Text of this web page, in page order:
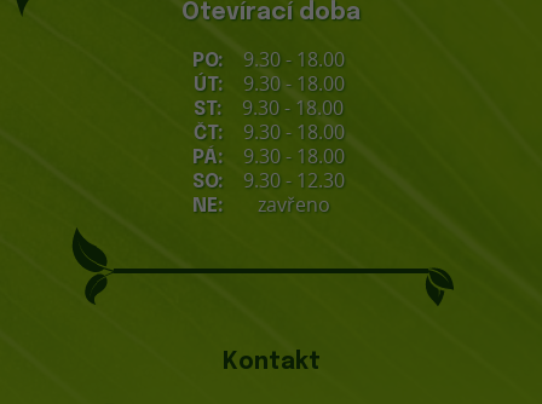
Otevírací doba
PO: 9.30 - 18.00
ÚT: 9.30 - 18.00
ST: 9.30 - 18.00
ČT: 9.30 - 18.00
PÁ: 9.30 - 18.00
SO: 9.30 - 12.30
NE: zavřeno
Kontakt